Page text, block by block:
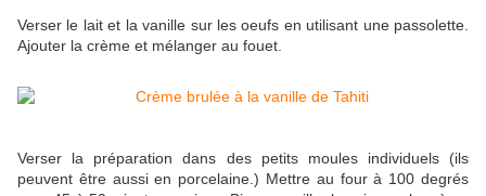
Verser le lait et la vanille sur les oeufs en utilisant une passolette.
Ajouter la crème et mélanger au fouet.
Verser la préparation dans des petits moules individuels (ils
peuvent être aussi en porcelaine.) Mettre au four à 100 degrés